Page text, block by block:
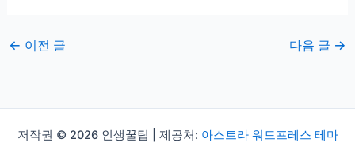
← 이전 글 다음 글 →
저작권 © 2026 인생꿀팁 | 제공처: 아스트라 워드프레스 테마